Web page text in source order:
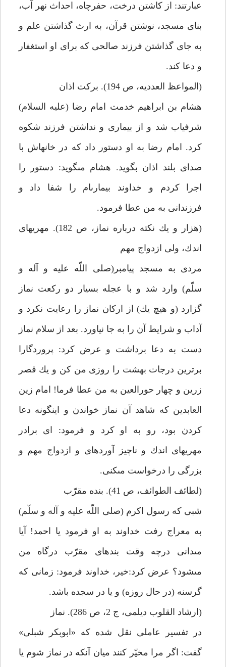
عبارتند: از كاشتن درخت، حفرچاه، احداث نهر آب،
بناى مسجد، نوشتن قرآن، به ارث گذاشتن علم و
به جاى گذاشتن فرزند صالحى كه براى او استغفار
و دعا كند.
(المواعظ العدديه، ص 194). بركت اذان‏
هشام بن ابراهيم خدمت امام رضا (عليه السلام)
شرفياب شد و از بيمارى و نداشتن فرزند شكوه
كرد. امام رضا به او دستور داد كه در خانه‏اش با
صداى بلند اذان بگويد. هشام مى‏گويد: دستور را
اجرا كردم و خداوند بيمارى‏ام را شفا داد و
فرزندانى به من عطا فرمود.
(هزار و يك نكته درباره نماز، ص 182). مهريه‏اى
اندك، ولى ازدواج مهم‏
مردى به مسجد پيامبر(صلى اللّه عليه و آله و
سلّم) وارد شد و با عجله بسيار دو ركعت نماز
گزارد (و هيچ يك) از اركان نماز را رعايت نكرد و
آداب و شرايط آن را به جا نياورد. بعد از سلام نماز
دست به دعا برداشت و عرض كرد: پروردگارا
برترين درجات بهشت را روزى من كن و يك قصر
زرين و چهار حورالعين به من عطا فرما! امام زين
العابدين كه شاهد آن نماز خواندن و اينگونه دعا
كردن بود، رو به او كرد و فرمود: اى برادر
مهريه‏اى اندك و ناچيز آورده‏اى و ازدواج مهم و
بزرگى را درخواست مى‏كنى.
(لطائف الطوائف، ص 41). بنده مقرّب
شبى كه رسول اكرم (صلى اللّه عليه و آله و سلّم)
به معراج رفت خداوند به او فرمود يا احمد! آيا
مى‏دانى درچه وقت بنده‏اى مقرّب درگاه من
مى‏شود؟ عرض كرد:خير، خداوند فرمود: زمانى كه
گرسنه (در حال روزه) و يا در سجده باشد.
(ارشاد القلوب ديلمى، ج 2، ص 286). نماز
در تفسير عاملى نقل شده كه «ابوبكر شبلى»
گفت: اگر مرا مخيّر كنند ميان آنكه در نماز شوم يا